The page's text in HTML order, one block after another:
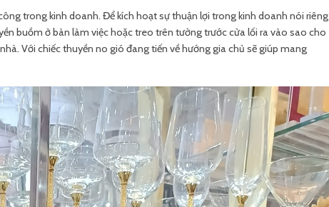
trong kinh doanh. Để kích hoạt sự thuận lợi trong kinh doanh nói riêng
buồm ở bàn làm việc hoặc treo trên tường trước cửa lối ra vào sao cho
Với chiếc thuyền no gió đang tiến về hướng gia chủ sẽ giúp mang